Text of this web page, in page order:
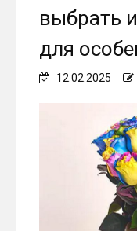
выбрать
для
12.02.2025